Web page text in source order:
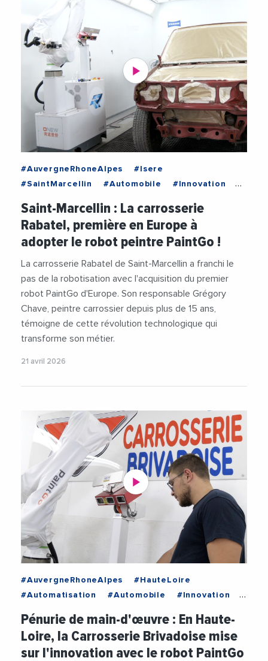
#AuvergneRhoneAlpes
#Isere
#SaintMarcellin
#Automobile
#Innovation
#Robotique
#Videos #VieDesEntreprises
Saint-Marcellin : La carrosserie
Rabatel, première en Europe à
adopter le robot peintre PaintGo !
La carrosserie Rabatel de Saint-Marcellin a franchi le
pas de la robotisation avec l'acquisition du premier
robot PaintGo d'Europe. Son responsable Grégory
Chave, peintre carrossier depuis plus de 15 ans,
témoigne de cette révolution technologique qui
transforme son métier.
21 avril 2026
#AuvergneRhoneAlpes
#HauteLoire
#Automatisation
#Automobile
#Innovation
#VieDesEntreprises
Pénurie de main-d'œuvre : En Haute-
Loire, la Carrosserie Brivadoise mise
sur l'innovation avec le robot PaintGo